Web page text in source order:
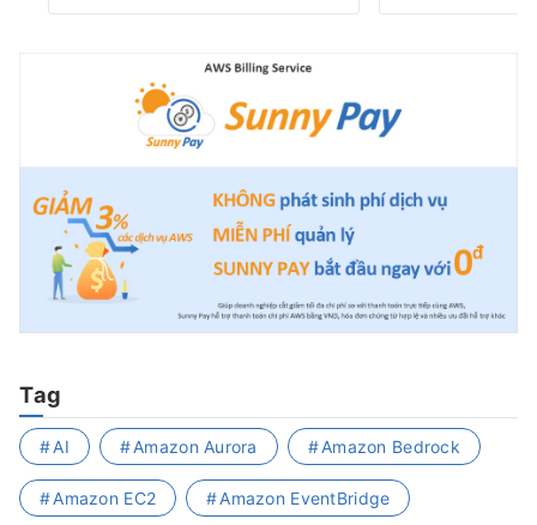
Tag
AI Amazon Aurora Amazon Bedrock
Amazon EC2 Amazon EventBridge